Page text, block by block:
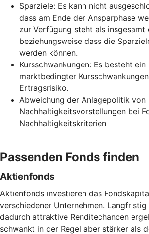
Sparziele: Es kann nicht
dass am Ende der Ansparphase
zur Verfügung steht als insgesamt
beziehungsweise dass die
werden können.
Kursschwankungen: Es besteht ein
marktbedingter
Ertragsrisiko.
Abweichung der Anlagepolitik von
Nachhaltigkeitsvorstellungen bei
Nachhaltigkeitskriterien
Passenden Fonds finden
Aktienfonds
Aktienfonds investieren das
verschiedener Unternehmen.
dadurch attraktive Renditechancen
schwankt in der Regel aber stärker als